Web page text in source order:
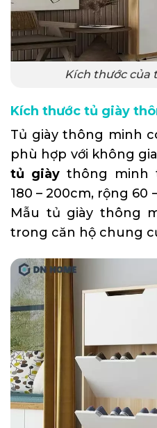
Kích thước của
Kích thước tủ giày
Tủ giày thông minh
phù hợp với không
tủ giày thông minh
180 – 200cm, rộng 60
Mẫu tủ giày thông
trong căn hộ chung